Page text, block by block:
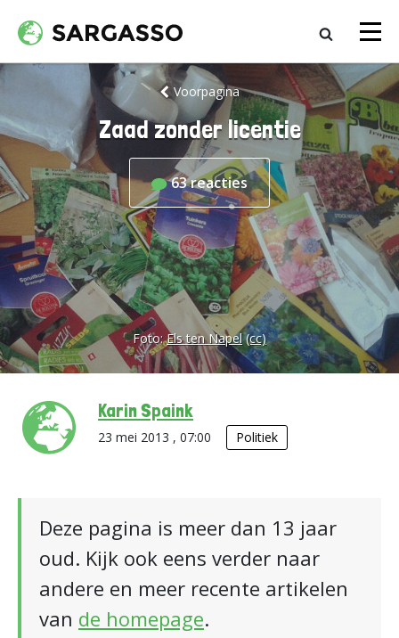
Voorpagina
Zaad zonder licentie
63reacties
Foto:Els ten Napel (cc)
Karin Spaink
23 mei 2013 , 07:00 Politiek
Deze pagina is meer dan 13 jaar
oud. Kijk ook eens verder naar
andere en meer recente artikelen
van de homepage.